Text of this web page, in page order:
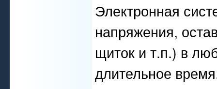
Электронная
напряжения,
щиток и т.п.) в
длительное